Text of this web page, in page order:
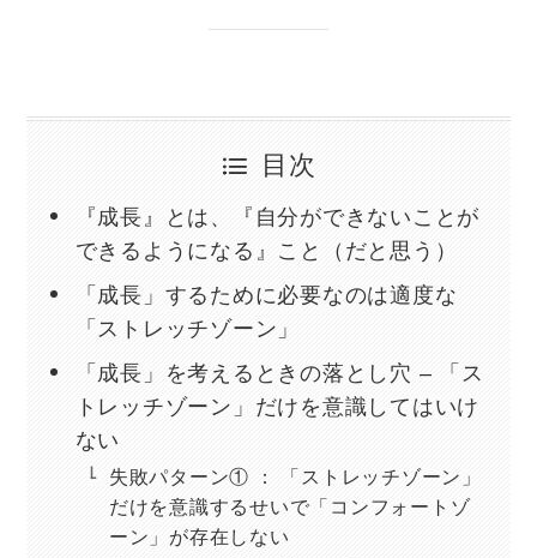
目次
『成長』とは、『自分ができないことが
できるようになる』こと（だと思う）
「成長」するために必要なのは適度な
「ストレッチゾーン」
「成長」を考えるときの落とし穴 – 「ス
トレッチゾーン」だけを意識してはいけ
ない
失敗パターン① ： 「ストレッチゾーン」
だけを意識するせいで「コンフォートゾ
ーン」が存在しない